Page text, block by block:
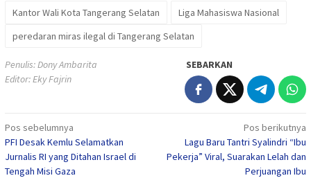
Kantor Wali Kota Tangerang Selatan
Liga Mahasiswa Nasional
peredaran miras ilegal di Tangerang Selatan
Penulis: Dony Ambarita
Editor: Eky Fajrin
SEBARKAN
Navigasi
pos
Pos sebelumnya
PFI Desak Kemlu Selamatkan
Jurnalis RI yang Ditahan Israel di
Tengah Misi Gaza
Pos berikutnya
Lagu Baru Tantri Syalindri “Ibu
Pekerja” Viral, Suarakan Lelah dan
Perjuangan Ibu